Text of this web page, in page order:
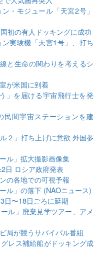
・モジュール「天宮2号」
初の有人ドッキングに成功
実験機「天宮1号」、打ち
と生命の関わりを考えるシ
が米国に到着
」を届ける宇宙飛行士を発
民間宇宙ステーションを建
２」打ち上げに意欲 外国参
ル」拡大撮影画像集
日 ロシア政府発表
の各地での可視予報
ル」の落下 (NAOニュース)
日〜18日ごろに延期
ル」廃棄見学ツアー、アメ
局が競うサバイバル番組
レス補給船がドッキング成